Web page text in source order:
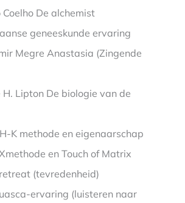
De alchemist
geneeskunde ervaring
Megre Anastasia (Zingende
Lipton De biologie van de
K methode en eigenaarschap
en Touch of Matrix
(tevredenheid)
ervaring (luisteren naar